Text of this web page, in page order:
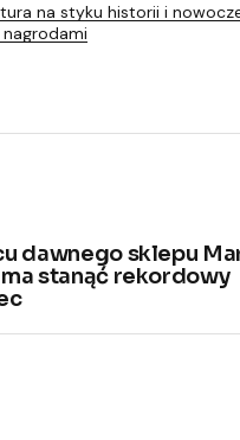
na styku historii i
nagrodami
dawnego sklepu
stanąć rekordowy